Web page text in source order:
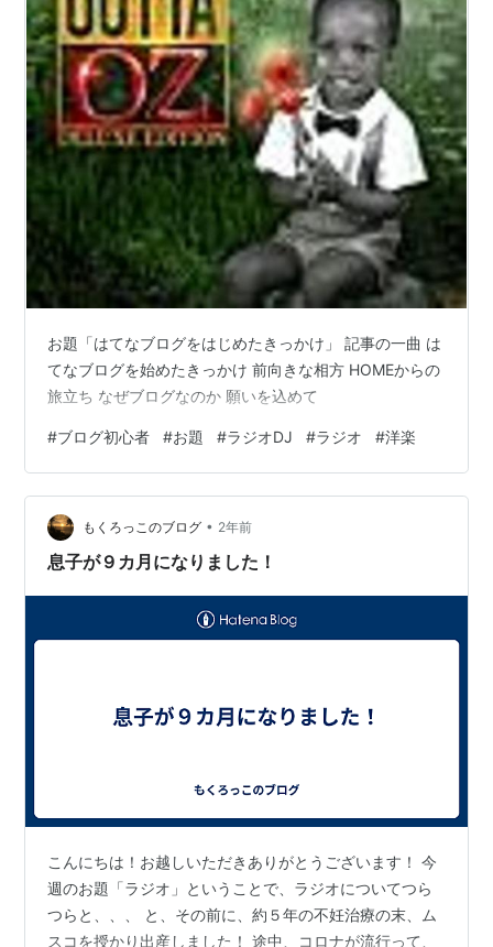
お題「はてなブログをはじめたきっかけ」 記事の一曲 は
てなブログを始めたきっかけ 前向きな相方 HOMEからの
旅立ち なぜブログなのか 願いを込めて
#ブログ初心者 #お題 #ラジオDJ #ラジオ #洋楽
もくろっこのブログ • 2年前
息子が９カ月になりました！
こんにちは！お越しいただきありがとうございます！ 今
週のお題「ラジオ」ということで、ラジオについてつら
つらと、、、 と、その前に、約５年の不妊治療の末、ム
スコを授かり出産しました！ 途中、コロナが流行って、